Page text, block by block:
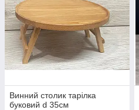
Винний столик тарілка
буковий d 35см